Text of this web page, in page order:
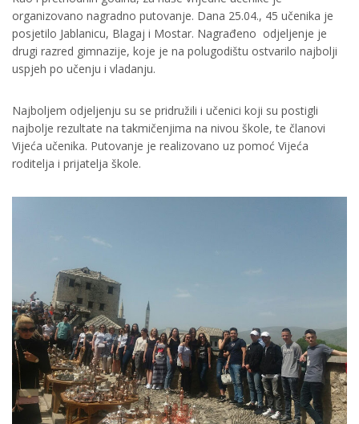
organizovano nagradno putovanje. Dana 25.04., 45 učenika je
posjetilo Jablanicu, Blagaj i Mostar. Nagrađeno odjeljenje je
drugi razred gimnazije, koje je na polugodištu ostvarilo najbolji
uspjeh po učenju i vladanju.
Najboljem odjeljenju su se pridružili i učenici koji su postigli
najbolje rezultate na takmičenjima na nivou škole, te članovi
Vijeća učenika. Putovanje je realizovano uz pomoć Vijeća
roditelja i prijatelja škole.